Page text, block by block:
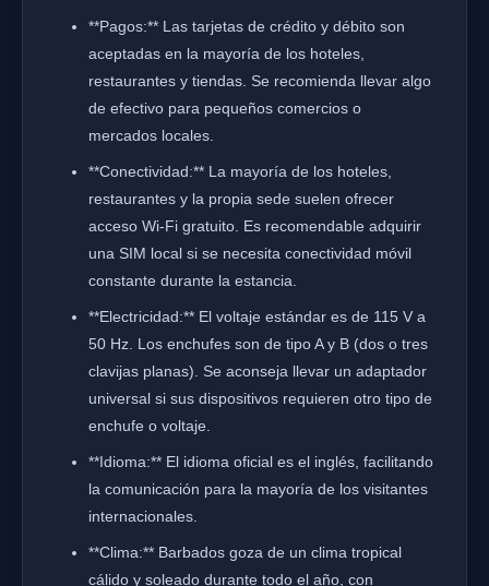
**Pagos:** Las tarjetas de crédito y débito son
aceptadas en la mayoría de los hoteles,
restaurantes y tiendas. Se recomienda llevar algo
de efectivo para pequeños comercios o
mercados locales.
**Conectividad:** La mayoría de los hoteles,
restaurantes y la propia sede suelen ofrecer
acceso Wi-Fi gratuito. Es recomendable adquirir
una SIM local si se necesita conectividad móvil
constante durante la estancia.
**Electricidad:** El voltaje estándar es de 115 V a
50 Hz. Los enchufes son de tipo A y B (dos o tres
clavijas planas). Se aconseja llevar un adaptador
universal si sus dispositivos requieren otro tipo de
enchufe o voltaje.
**Idioma:** El idioma oficial es el inglés, facilitando
la comunicación para la mayoría de los visitantes
internacionales.
**Clima:** Barbados goza de un clima tropical
cálido y soleado durante todo el año, con